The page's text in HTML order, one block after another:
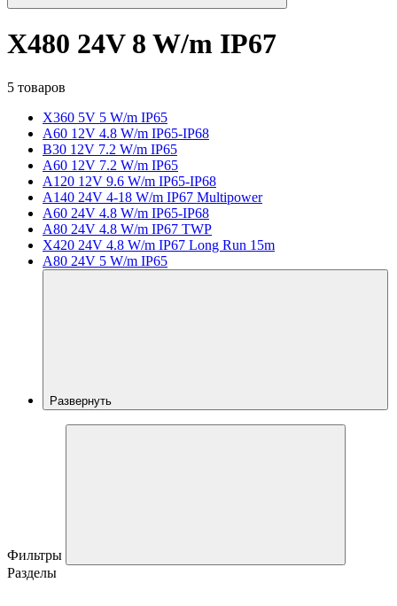
X480 24V 8 W/m IP67
5 товаров
X360 5V 5 W/m IP65
A60 12V 4.8 W/m IP65-IP68
B30 12V 7.2 W/m IP65
A60 12V 7.2 W/m IP65
A120 12V 9.6 W/m IP65-IP68
A140 24V 4-18 W/m IP67 Multipower
A60 24V 4.8 W/m IP65-IP68
A80 24V 4.8 W/m IP67 TWP
X420 24V 4.8 W/m IP67 Long Run 15m
A80 24V 5 W/m IP65
Развернуть
Фильтры
Разделы